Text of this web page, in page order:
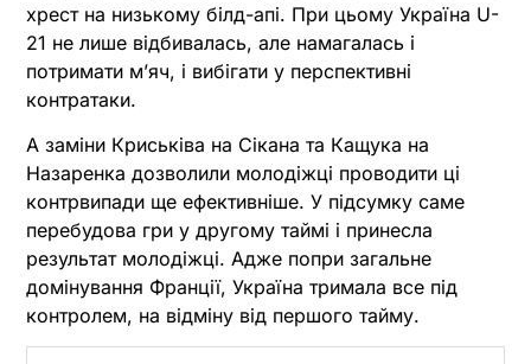
хрест на низькому білд-апі. При цьому Україна U-
21 не лише відбивалась, але намагалась і
потримати м’яч, і вибігати у перспективні
контратаки.
А заміни Криськіва на Сікана та Кащука на
Назаренка дозволили молодіжці проводити ці
контрвипади ще ефективніше. У підсумку саме
перебудова гри у другому таймі і принесла
результат молодіжці. Адже попри загальне
домінування Франції, Україна тримала все під
контролем, на відміну від першого тайму.